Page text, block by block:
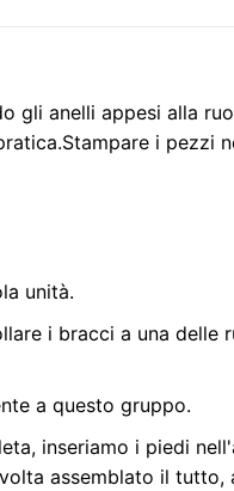
gli anelli appesi alla
Stampare i pezzi
unità.
i bracci a una delle
a questo gruppo.
inseriamo i piedi
assemblato il tutto,